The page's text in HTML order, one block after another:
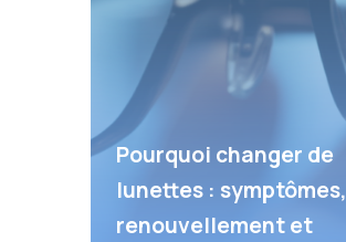
Pourquoi changer de
lunettes : symptômes,
renouvellement et